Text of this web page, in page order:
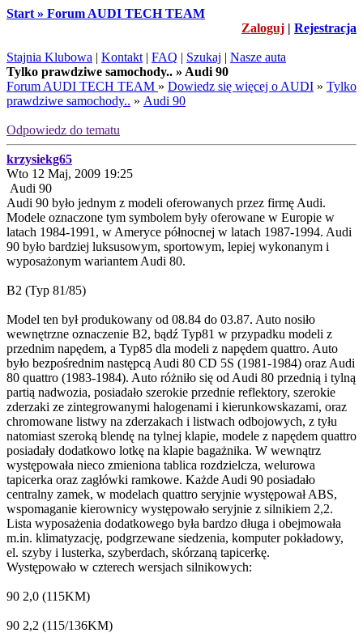
Start » Forum AUDI TECH TEAM
Zaloguj | Rejestracja
Stajnia Klubowa | Kontakt | FAQ | Szukaj | Nasze auta
Tylko prawdziwe samochody.. » Audi 90
Forum AUDI TECH TEAM » Dowiedz się więcej o AUDI » Tylko
prawdziwe samochody.. » Audi 90
Odpowiedz do tematu
krzysiekg65
Wto 12 Maj, 2009 19:25
Audi 90
Audi 90 było jednym z modeli oferowanych przez firmę Audi.
Modele oznaczone tym symbolem były oferowane w Europie w
latach 1984-1991, w Ameryce północnej w latach 1987-1994. Audi
90 było bardziej luksusowym, sportowym, lepiej wykonanym i
wyposażonym wariantem Audi 80.
B2 (Typ 81/85)
Model ten był produkowany od 08.84 do 03.87. Auto nosiło
wewnętrzne oznaczenie B2, bądź Typ81 w przypadku modeli z
przednim napędem, a Typ85 dla modeli z napędem quattro. Auto
było bezpośrednim następcą Audi 80 CD 5S (1981-1984) oraz Audi
80 quattro (1983-1984). Auto różniło się od Audi 80 przednią i tylną
partią nadwozia, posiadało szerokie przednie reflektory, szerokie
zderzaki ze zintegrowanymi halogenami i kierunkowskazami, oraz
chromowane listwy na zderzakach i listwach odbojowych, z tyłu
natomiast szeroką blendę na tylnej klapie, modele z napędem quattro
posiadały dodatkowo lotkę na klapie bagażnika. W wewnątrz
występowała nieco zmieniona tablica rozdzielcza, welurowa
tapicerka oraz zagłówki ramkowe. Każde Audi 90 posiadało
centralny zamek, w modelach quattro seryjnie występował ABS,
wspomaganie kierownicy występowało seryjnie z silnikiem 2,2.
Lista wyposażenia dodatkowego była bardzo długa i obejmowała
m.in. klimatyzację, podgrzewane siedzenia, komputer pokładowy,
el. szyby i lusterka, szyberdach, skórzaną tapicerkę.
Występowało w czterech wersjach silnikowych:
90 2,0 (115KM)
90 2,2 (115/136KM)